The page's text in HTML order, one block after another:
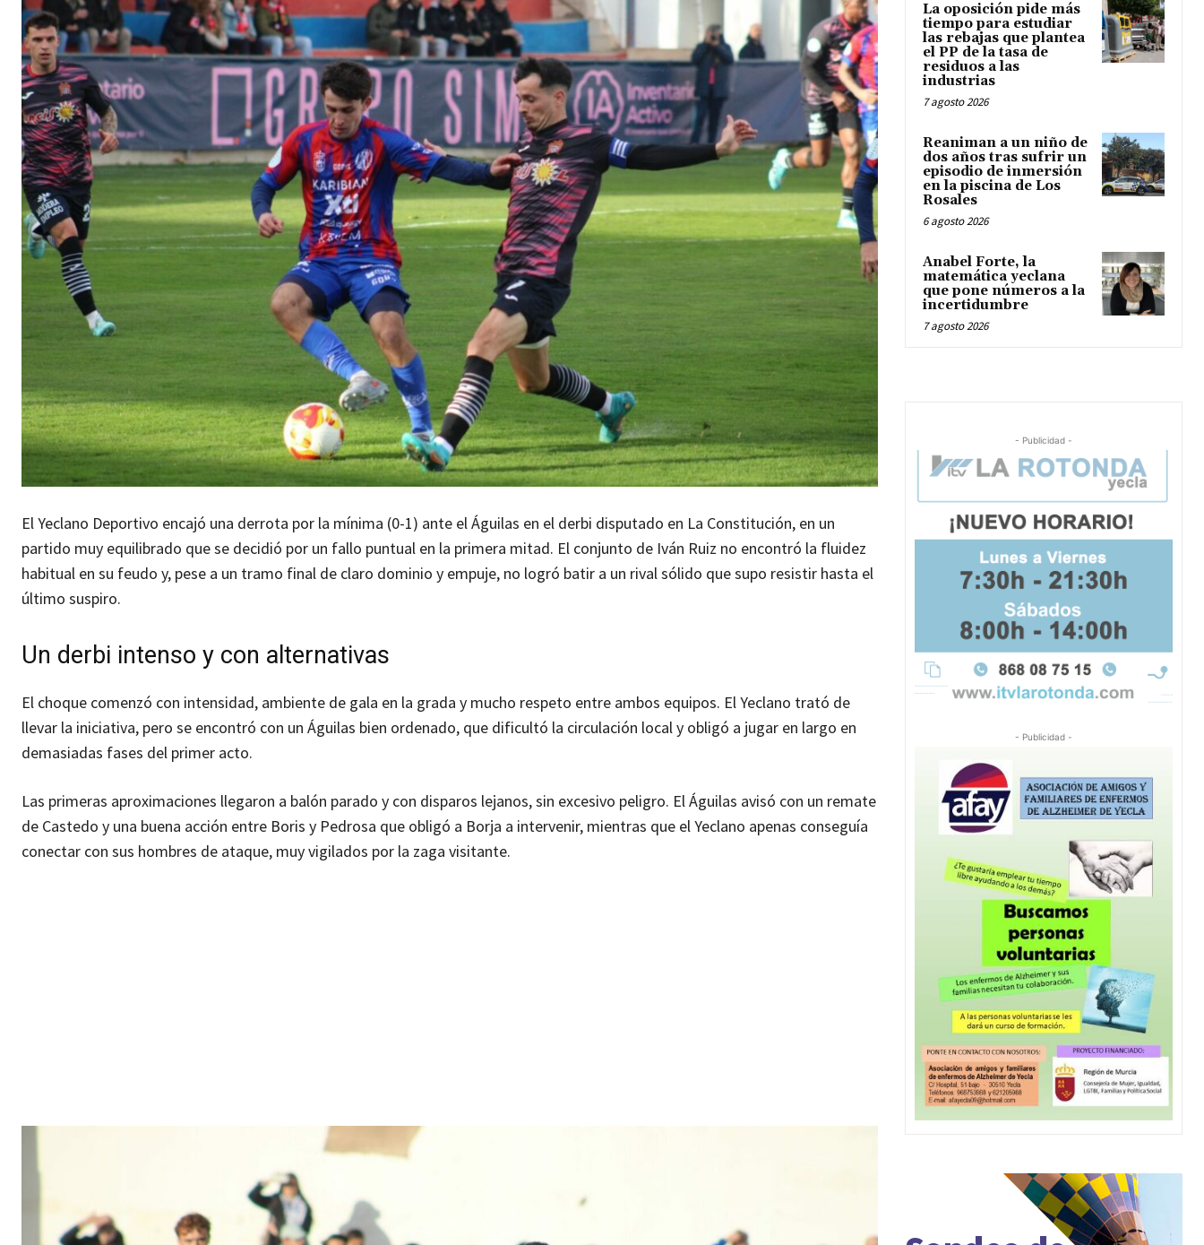
El Yeclano Deportivo encajó una derrota por la mínima (0-1) ante el Águilas en el derbi disputado en La Constitución, en un
partido muy equilibrado que se decidió por un fallo puntual en la primera mitad. El conjunto de Iván Ruiz no encontró la fluidez
habitual en su feudo y, pese a un tramo final de claro dominio y empuje, no logró batir a un rival sólido que supo resistir hasta el
último suspiro.
Un derbi intenso y con alternativas
El choque comenzó con intensidad, ambiente de gala en la grada y mucho respeto entre ambos equipos. El Yeclano trató de
llevar la iniciativa, pero se encontró con un Águilas bien ordenado, que dificultó la circulación local y obligó a jugar en largo en
demasiadas fases del primer acto.
Las primeras aproximaciones llegaron a balón parado y con disparos lejanos, sin excesivo peligro. El Águilas avisó con un remate
de Castedo y una buena acción entre Boris y Pedrosa que obligó a Borja a intervenir, mientras que el Yeclano apenas conseguía
conectar con sus hombres de ataque, muy vigilados por la zaga visitante.
La oposición pide más
tiempo para estudiar
las rebajas que plantea
el PP de la tasa de
residuos a las
industrias
7 agosto 2026
Reaniman a un niño de
dos años tras sufrir un
episodio de inmersión
en la piscina de Los
Rosales
6 agosto 2026
Anabel Forte, la
matemática yeclana
que pone números a la
incertidumbre
7 agosto 2026
- Publicidad -
- Publicidad -